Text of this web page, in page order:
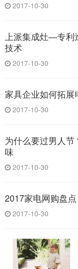
2017-10-30
上派集成灶—专
技术
2017-10-30
家具企业如何拓
2017-10-30
为什么要过男人节
味
2017-10-30
2017家电网购盘
2017-10-30